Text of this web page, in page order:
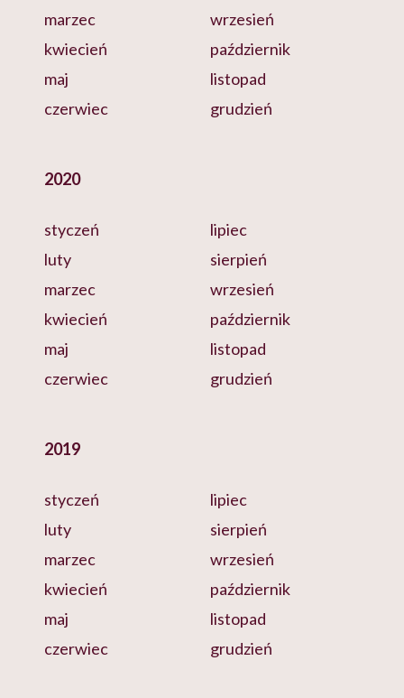
marzec
kwiecień
maj
czerwiec
wrzesień
październik
listopad
grudzień
2020
styczeń
luty
marzec
kwiecień
maj
czerwiec
lipiec
sierpień
wrzesień
październik
listopad
grudzień
2019
styczeń
luty
marzec
kwiecień
maj
czerwiec
lipiec
sierpień
wrzesień
październik
listopad
grudzień